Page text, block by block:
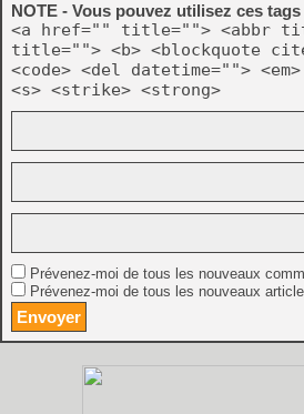
NOTE - Vous pouvez utilisez ces
<a href="" title=""> <abbr
title=""> <b> <blockquote
<code> <del datetime="">
<s> <strike> <strong>
Prévenez-moi de tous les nouveaux
Prévenez-moi de tous les nouveaux